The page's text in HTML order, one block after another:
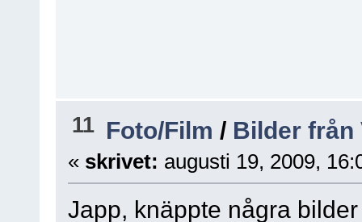
11 Foto/Film / Bilder från
« skrivet: augusti 19, 2009,
Japp, knäppte några